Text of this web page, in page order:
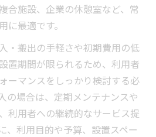
合施設、企業の休憩室など、常
に最適です。
・搬出の手軽さや初期費用の低
置期間が限られるため、利用者
ーマンスをしっかり検討する必
の場合は、定期メンテナンスや
利用者への継続的なサービス提
、利用目的や予算、設置スペー